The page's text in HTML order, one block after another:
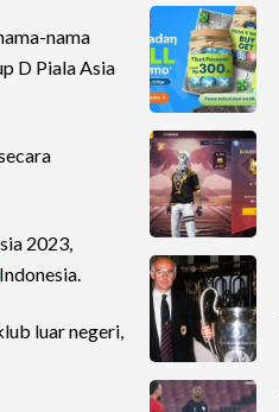
nama
D Piala Asia
2023,
Indonesia.
luar negeri,